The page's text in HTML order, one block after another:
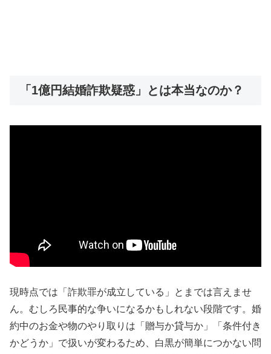
「1億円結婚詐欺疑惑」とは本当なのか？
現時点では「詐欺罪が成立している」とまでは言えませ
ん。むしろ民事的な争いになるかもしれない段階です。婚
約中のお金や物のやり取りは「贈与か貸与か」「条件付き
かどうか」で扱いが変わるため、白黒が簡単につかない問